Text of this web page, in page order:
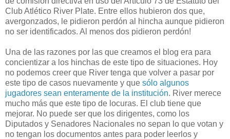
Club Atlético River Plate. Entre ellos hubieron dos que,
avergonzados, le pidieron perdón al hincha aunque pidieron
no ser identificados. Al menos dos pidieron perdón!
Una de las razones por las que creamos el blog era para
concientizar a los hinchas de este tipo de situaciones. Hoy
no podemos creer que River tenga que volver a pasar por
este tipo de casos nuevamente y que sólo algunos
jugadores sean enteramente de la institución. River merece
mucho más que este tipo de locuras. El club tiene que
mejorar. No puede ser que los dirigentes, como los
Diputados y Senadores Nacionales no sepan lo que votan y
no tengan los documentos antes para poder leerlos y